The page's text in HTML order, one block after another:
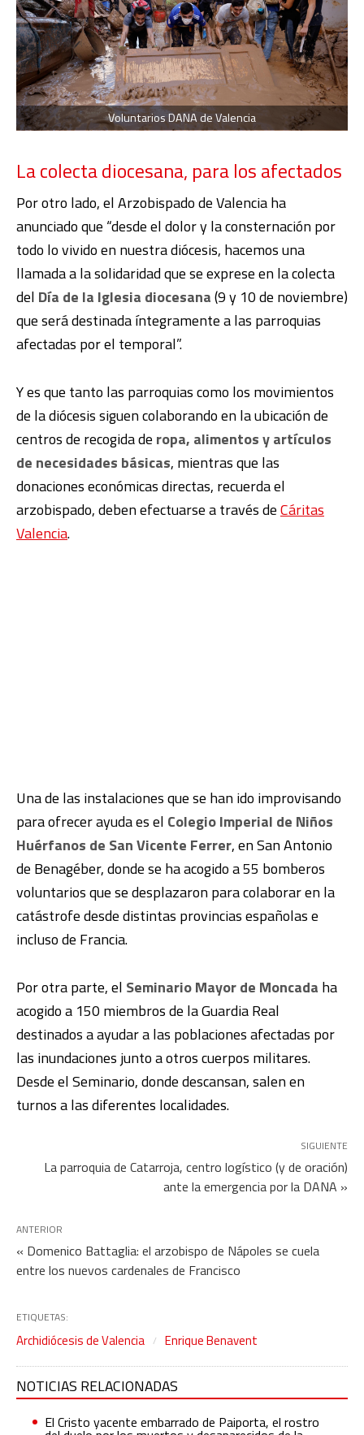
Voluntarios DANA de Valencia
La colecta diocesana, para los afectados
Por otro lado, el Arzobispado de Valencia ha
anunciado que “desde el dolor y la consternación por
todo lo vivido en nuestra diócesis, hacemos una
llamada a la solidaridad que se exprese en la colecta
del Día de la Iglesia diocesana(9 y 10 de noviembre)
que será destinada íntegramente a las parroquias
afectadas por el temporal”.
Y es que tanto las parroquias como los movimientos
de la diócesis siguen colaborando en la ubicación de
centros de recogida de ropa, alimentos y artículos
de necesidades básicas, mientras que las
donaciones económicas directas, recuerda el
arzobispado, deben efectuarse a través deCáritas
Valencia.
Una de las instalaciones que se han ido improvisando
para ofrecer ayuda es el Colegio Imperial de Niños
Huérfanos de San Vicente Ferrer, en San Antonio
de Benagéber, donde se ha acogido a 55 bomberos
voluntarios que se desplazaron para colaborar en la
catástrofe desde distintas provincias españolas e
incluso de Francia.
Por otra parte, el Seminario Mayor de Moncada ha
acogido a 150 miembros de la Guardia Real
destinados a ayudar a las poblaciones afectadas por
las inundaciones junto a otros cuerpos militares.
Desde el Seminario, donde descansan, salen en
turnos a las diferentes localidades.
SIGUIENTE
La parroquia de Catarroja, centro logístico (y de oración)
ante la emergencia por la DANA »
ANTERIOR
« Domenico Battaglia: el arzobispo de Nápoles se cuela
entre los nuevos cardenales de Francisco
ETIQUETAS:
Archidiócesis de Valencia Enrique Benavent
NOTICIAS RELACIONADAS
El Cristo yacente embarrado de Paiporta, el rostro